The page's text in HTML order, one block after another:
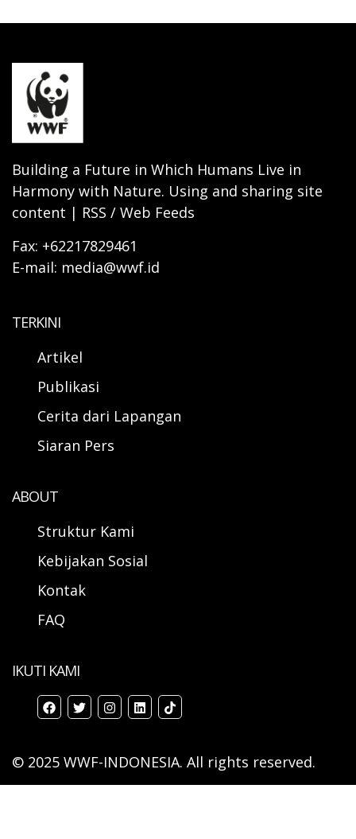
Building a Future in Which Humans Live in
Harmony with Nature. Using and sharing site
content | RSS / Web Feeds
Fax: +62217829461
E-mail: media@wwf.id
TERKINI
Artikel
Publikasi
Cerita dari Lapangan
Siaran Pers
ABOUT
Struktur Kami
Kebijakan Sosial
Kontak
FAQ
IKUTI KAMI
© 2025 WWF-INDONESIA. All rights reserved.